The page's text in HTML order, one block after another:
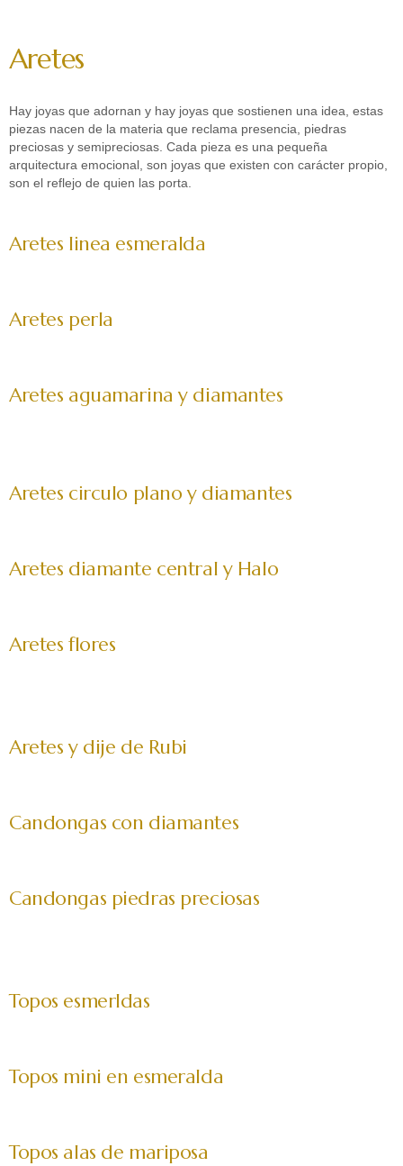
Aretes
Hay joyas que adornan y hay joyas que sostienen una idea, estas
piezas nacen de la materia que reclama presencia, piedras
preciosas y semipreciosas. Cada pieza es una pequeña
arquitectura emocional, son joyas que existen con carácter propio,
son el reflejo de quien las porta.
Aretes linea esmeralda
Aretes perla
Aretes aguamarina y diamantes
Aretes circulo plano y diamantes
Aretes diamante central y Halo
Aretes flores
Aretes y dije de Rubi
Candongas con diamantes
Candongas piedras preciosas
Topos esmerldas
Topos mini en esmeralda
Topos alas de mariposa